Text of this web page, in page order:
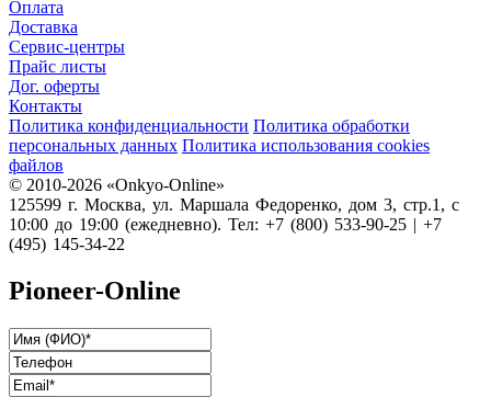
Оплата
Доставка
Сервис-центры
Прайс листы
Дог. оферты
Контакты
Политика конфиденциальности Политика обработки
персональных данных Политика использования cookies
файлов
© 2010-2026 «Onkyo-Online»
125599 г. Москва, ул. Маршала Федоренко, дом 3, стр.1, с
10:00 до 19:00 (ежедневно). Тел: +7 (800) 533-90-25 | +7
(495) 145-34-22
Pioneer-Online